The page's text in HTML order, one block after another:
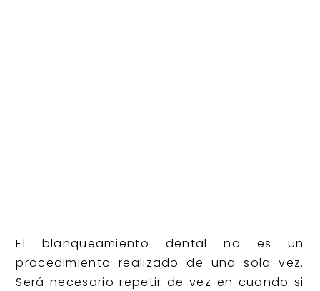
El blanqueamiento dental no es un
procedimiento realizado de una sola vez.
Será necesario repetir de vez en cuando si